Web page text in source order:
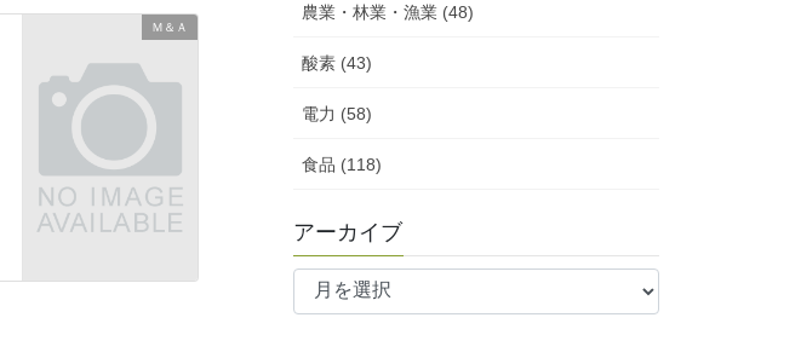
Ｍ＆Ａ
農業・林業・漁業 (48)
酸素 (43)
電力 (58)
食品 (118)
アーカイブ
ア